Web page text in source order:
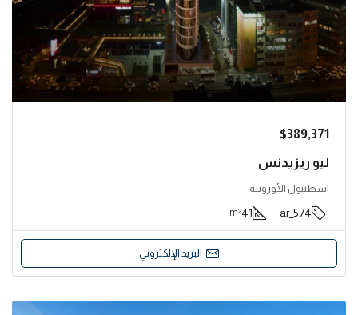
$389,371
ليو ريزيدنس
اسطنبول الأوروبية
574_ar
41
m²
البريد الإلكتروني